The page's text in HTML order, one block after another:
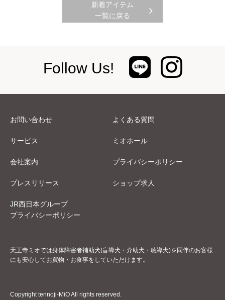
新着アイテム
一覧に戻る
Follow Us!
お問い合わせ よくある質問
サービス ミオホール
会社案内 プライバシーポリシー
プレスリリース ショップ求人
JR西日本グループ
プライバシーポリシー
天王寺ミオでは身体障害者補助犬(盲導犬・介助犬・聴導犬)を同伴のお客様
にも安心してお買物・お食事をしていただけます。
Copyright tennoji-MiO All rights reserved.